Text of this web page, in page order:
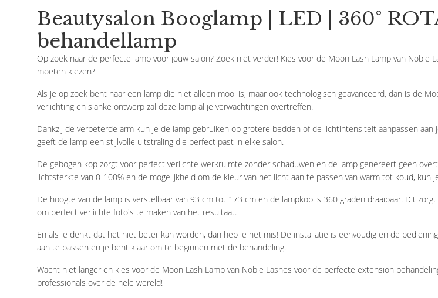
Beautysalon Booglamp | LED | 360°
behandellamp
Op zoek naar de perfecte lamp voor jouw salon? Zoek niet verder! Kies voor de Moon Lash Lamp van
moeten kiezen?
Als je op zoek bent naar een lamp die niet alleen mooi is, maar ook technologisch geavanceerd, dan is de
verlichting en slanke ontwerp zal deze lamp al je verwachtingen overtreffen.
Dankzij de verbeterde arm kun je de lamp gebruiken op grotere bedden of de lichtintensiteit aanpassen
geeft de lamp een stijlvolle uitstraling die perfect past in elke salon.
De gebogen kop zorgt voor perfect verlichte werkruimte zonder schaduwen en de lamp genereert geen
lichtsterkte van 0-100% en de mogelijkheid om de kleur van het licht aan te passen van warm tot koud, kun
De hoogte van de lamp is verstelbaar van 93 cm tot 173 cm en de lampkop is 360 graden draaibaar. Dit
om perfect verlichte foto's te maken van het resultaat.
En als je denkt dat het niet beter kan worden, dan heb je het mis! De installatie is eenvoudig en de
aan te passen en je bent klaar om te beginnen met de behandeling.
Wacht niet langer en kies voor de Moon Lash Lamp van Noble Lashes voor de perfecte extension
professionals over de hele wereld!